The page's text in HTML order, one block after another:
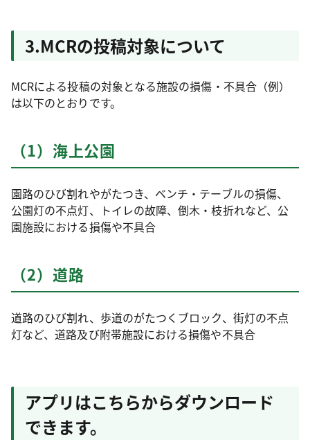
3.MCRの投稿対象について
MCRによる投稿の対象となる施設の損傷・不具合（例）
は以下のとおりです。
（1）海上公園
園路のひび割れやがたつき、ベンチ・テーブルの損傷、
公園灯の不点灯、トイレの故障、倒木・枝折れなど、公
園施設における損傷や不具合
（2）道路
道路のひび割れ、歩道のがたつくブロック、街灯の不点
灯など、道路及び附帯施設における損傷や不具合
アプリはこちらからダウンロード
できます。